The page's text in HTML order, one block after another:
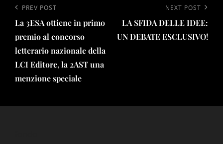
Navigazione
articoli
Previous
Post
PREV POST
La 3ESA ottiene in primo
premio al concorso
letterario nazionale della
LCI Editore, la 2AST una
menzione speciale
Post
NEXT POST
LA SFIDA DELLE IDEE:
UN DEBATE ESCLUSIVO!